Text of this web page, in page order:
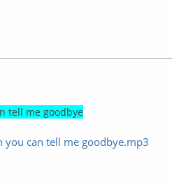
tell me goodbye
you can tell me goodbye.mp3